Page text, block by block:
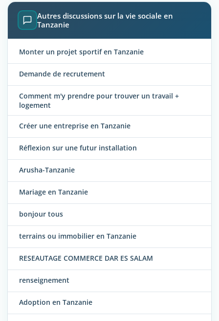
Autres discussions sur la vie sociale en
Tanzanie
Monter un projet sportif en Tanzanie
Demande de recrutement
Comment m'y prendre pour trouver un travail +
logement
Créer une entreprise en Tanzanie
Réflexion sur une futur installation
Arusha-Tanzanie
Mariage en Tanzanie
bonjour tous
terrains ou immobilier en Tanzanie
RESEAUTAGE COMMERCE DAR ES SALAM
renseignement
Adoption en Tanzanie